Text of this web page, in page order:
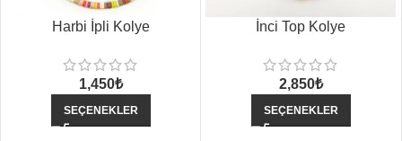
Harbi İpli Kolye
1,450₺
SEÇENEKLER
İnci Top Kolye
2,850₺
SEÇENEKLER